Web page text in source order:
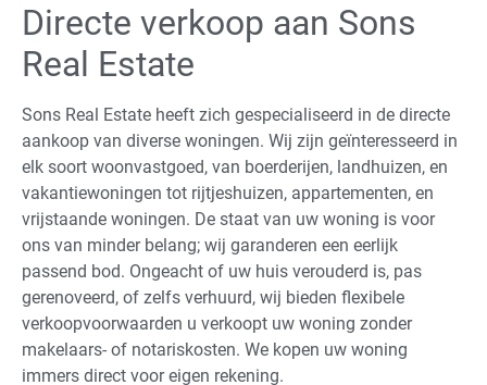
Directe verkoop aan Sons
Real Estate
Sons Real Estate heeft zich gespecialiseerd in de directe
aankoop van diverse woningen. Wij zijn geïnteresseerd in
elk soort woonvastgoed, van boerderijen, landhuizen, en
vakantiewoningen tot rijtjeshuizen, appartementen, en
vrijstaande woningen. De staat van uw woning is voor
ons van minder belang; wij garanderen een eerlijk
passend bod. Ongeacht of uw huis verouderd is, pas
gerenoveerd, of zelfs verhuurd, wij bieden flexibele
verkoopvoorwaarden u verkoopt uw woning zonder
makelaars- of notariskosten. We kopen uw woning
immers direct voor eigen rekening.